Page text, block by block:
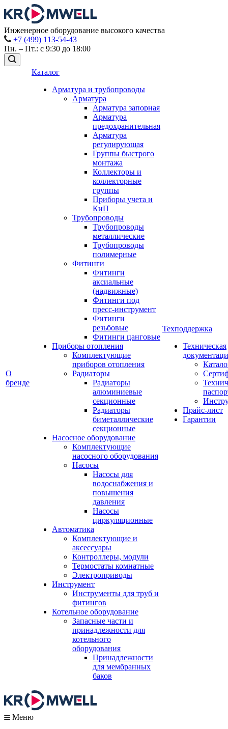
Инженерное оборудование высокого качества
+7 (499) 113-54-43
Пн. – Пт.: с 9:30 до 18:00
О
бренде
Каталог
Арматура и трубопроводы
Арматура
Арматура запорная
Арматура
предохранительная
Арматура
регулирующая
Группы быстрого
монтажа
Коллекторы и
коллекторные
группы
Приборы учета и
КиП
Трубопроводы
Трубопроводы
металлические
Трубопроводы
полимерные
Фитинги
Фитинги
аксиальные
(надвижные)
Фитинги под
пресс-инструмент
Фитинги
резьбовые
Фитинги цанговые
Приборы отопления
Комплектующие
приборов отопления
Радиаторы
Радиаторы
алюминиевые
секционные
Радиаторы
биметаллические
секционные
Насосное оборудование
Комплектующие
насосного оборудования
Насосы
Насосы для
водоснабжения и
повышения
давления
Насосы
циркуляционные
Автоматика
Комплектующие и
аксессуары
Контроллеры, модули
Термостаты комнатные
Электроприводы
Инструмент
Инструменты для труб и
фитингов
Котельное оборудование
Запасные части и
принадлежности для
котельного
оборудования
Принадлежности
для мембранных
баков
Техподдержка
Техническая
Прайс-лист
Гарантии
Меню